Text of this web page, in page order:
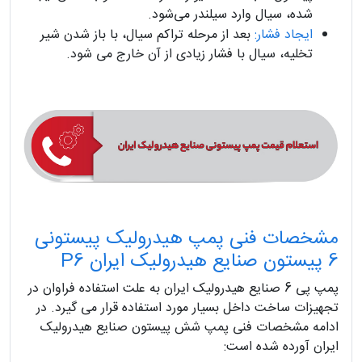
شده، سیال وارد سیلندر می‌شود.
ایجاد فشار:بعد از مرحله تراکم سیال، با باز شدن شیر
تخلیه، سیال با فشار زیادی از آن خارج می‌ شود.
مشخصات فنی پمپ هیدرولیک پیستونی
6 پیستون صنایع هیدرولیک ایران P6
پمپ پی 6 صنایع هیدرولیک ایران به علت استفاده فراوان در
تجهیزات ساخت داخل بسیار مورد استفاده قرار می گیرد. در
ادامه مشخصات فنی پمپ شش پیستون صنایع هیدرولیک
ایران آورده شده است: